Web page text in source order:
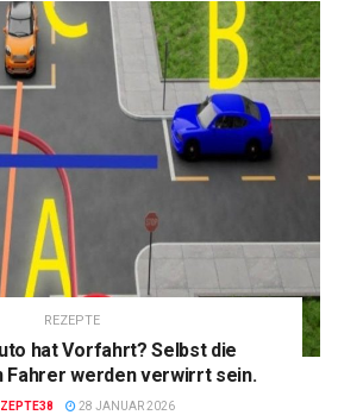
REZEPTE
hat Vorfahrt? Selbst die
Fahrer werden verwirrt sein.
28 JANUAR 2026